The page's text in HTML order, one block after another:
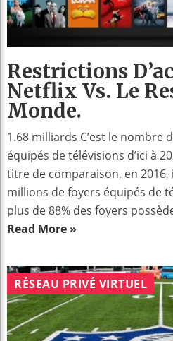
Restrictions
Netflix Vs. Le
Monde.
1.68 milliards C’est le nombre
équipés de télévisions d’ici à
titre de comparaison, en 2016,
millions de foyers équipés de
plus de 88% des foyers
Read More »
RÉSEAU PRIVÉ VIRTUEL